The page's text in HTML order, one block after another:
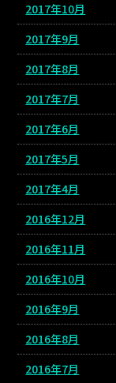
2017年10月
2017年9月
2017年8月
2017年7月
2017年6月
2017年5月
2017年4月
2016年12月
2016年11月
2016年10月
2016年9月
2016年8月
2016年7月